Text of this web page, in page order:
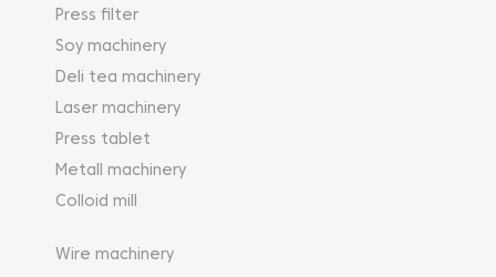
Press filter
Soy machinery
Deli tea machinery
Laser machinery
Press tablet
Metall machinery
Colloid mill
Wire machinery